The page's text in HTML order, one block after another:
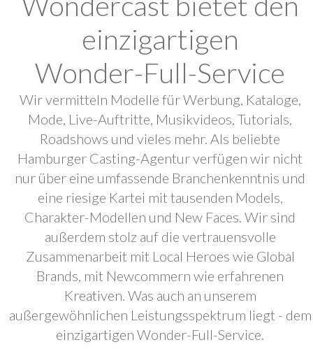
einzigartigen
Wonder-Full-Service
Wir vermitteln Modelle für Werbung, Kataloge,
Mode, Live-Auftritte, Musikvideos, Tutorials,
Roadshows und vieles mehr. Als beliebte
Hamburger Casting-Agentur verfügen wir nicht
nur über eine umfassende Branchenkenntnis und
eine riesige Kartei mit tausenden Models,
Charakter-Modellen und New Faces. Wir sind
außerdem stolz auf die vertrauensvolle
Zusammenarbeit mit Local Heroes wie Global
Brands, mit Newcommern wie erfahrenen
Kreativen. Was auch an unserem
außergewöhnlichen Leistungsspektrum liegt - dem
einzigartigen Wonder-Full-Service.